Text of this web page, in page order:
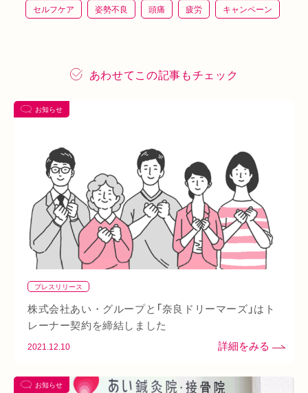
セルフケア 姿勢不良 頭痛 疲労 キャンペーン
あい通信
対応できる症状 上本町 土・祝営業 ダイエット
ふくらはぎ ストレス 背骨 腱鞘炎 腕
シワ・シミ・たるみ 手首 谷9 寒暖差 梅雨
四十肩 五十肩 代謝 めまい 眼精疲労 スマホ首
美肌 自律神経失調症 寝違え ぎっくり腰 美容鍼
熱中症 夏バテ
こむら返り ストレートネック
ファスティング 土・日・祝営業 筋緊張
ばね指 小顔 地下街 本町
あわせてこの記事もチェック
お知らせ
プレスリリース
株式会社あい・グループと「奈良ドリーマーズ」はト
レーナー契約を締結しました
2021.12.10
お知らせ